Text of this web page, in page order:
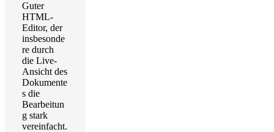
Guter
HTML-
Editor, der
insbesonde
re durch
die Live-
Ansicht des
Dokumente
s die
Bearbeitun
g stark
vereinfacht.